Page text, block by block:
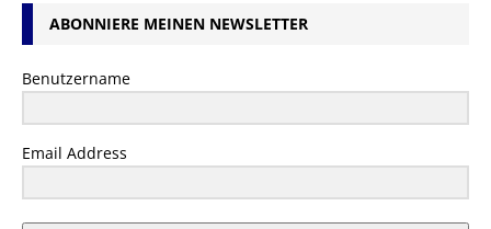
ABONNIERE MEINEN NEWSLETTER
Benutzername
Email Address